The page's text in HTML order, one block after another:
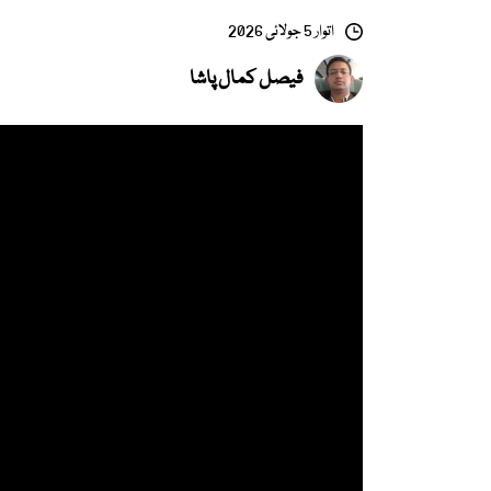
اتوار 5 جولائی 2026
فیصل کمال پاشا